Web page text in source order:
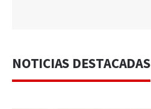
NOTICIAS DESTACADAS